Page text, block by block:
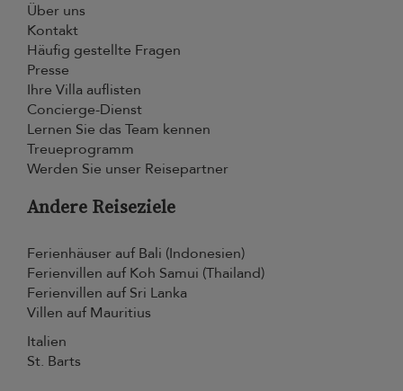
Über uns
Kontakt
Häufig gestellte Fragen
Presse
Ihre Villa auflisten
Concierge-Dienst
Lernen Sie das Team kennen
Treueprogramm
Werden Sie unser Reisepartner
Andere Reiseziele
Ferienhäuser auf Bali (Indonesien)
Ferienvillen auf Koh Samui (Thailand)
Ferienvillen auf Sri Lanka
Villen auf Mauritius
Italien
St. Barts